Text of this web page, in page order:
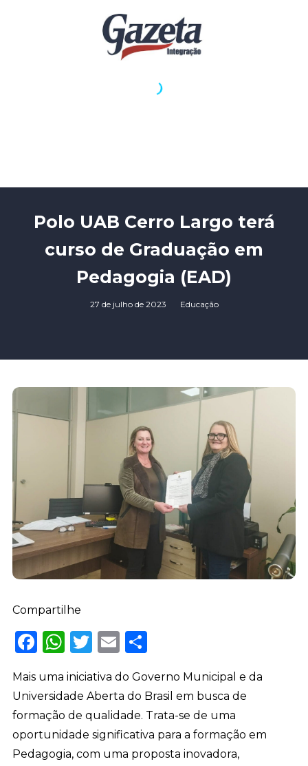
Polo UAB Cerro Largo terá
curso de Graduação em
Pedagogia (EAD)
27 de julho de 2023 Educação
Compartilhe
Facebook
WhatsApp
Twitter
EmailShare
Mais uma iniciativa do Governo Municipal e da
Universidade Aberta do Brasil em busca de
formação de qualidade. Trata-se de uma
oportunidade significativa para a formação em
Pedagogia, com uma proposta inovadora,